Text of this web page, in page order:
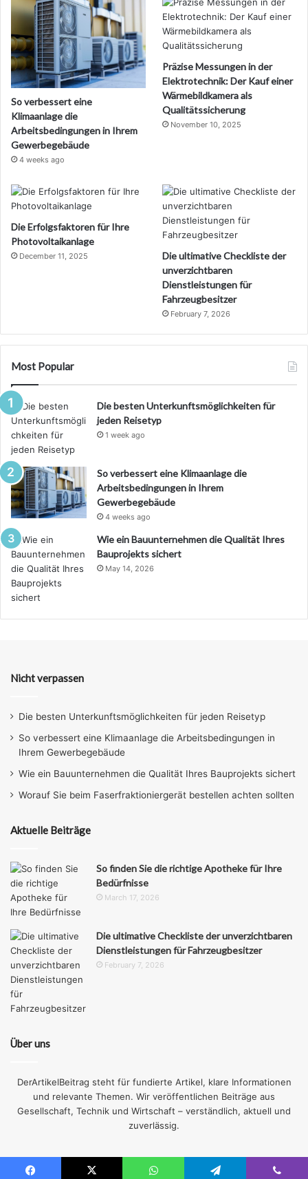
So verbessert eine
Klimaanlage die
Arbeitsbedingungen in Ihrem
Gewerbegebäude
4 weeks ago
Präzise Messungen in der
Elektrotechnik: Der Kauf einer
Wärmebildkamera als
Qualitätssicherung
November 10, 2025
Die Erfolgsfaktoren für Ihre
Photovoltaikanlage
December 11, 2025
Die ultimative Checkliste der
unverzichtbaren
Dienstleistungen für
Fahrzeugbesitzer
February 7, 2026
Most Popular
Die besten Unterkunftsmöglichkeiten für
jeden Reisetyp
1 week ago
So verbessert eine Klimaanlage die
Arbeitsbedingungen in Ihrem
Gewerbegebäude
4 weeks ago
Wie ein Bauunternehmen die Qualität Ihres
Bauprojekts sichert
May 14, 2026
Nicht verpassen
Die besten Unterkunftsmöglichkeiten für jeden Reisetyp
So verbessert eine Klimaanlage die Arbeitsbedingungen in
Ihrem Gewerbegebäude
Wie ein Bauunternehmen die Qualität Ihres Bauprojekts sichert
Worauf Sie beim Faserfraktioniergerät bestellen achten sollten
Aktuelle Beiträge
So finden Sie die richtige Apotheke für Ihre
Bedürfnisse
March 17, 2026
Die ultimative Checkliste der unverzichtbaren
Dienstleistungen für Fahrzeugbesitzer
February 7, 2026
Über uns
DerArtikelBeitrag steht für fundierte Artikel, klare Informationen
und relevante Themen. Wir veröffentlichen Beiträge aus
Gesellschaft, Technik und Wirtschaft – verständlich, aktuell und
zuverlässig.